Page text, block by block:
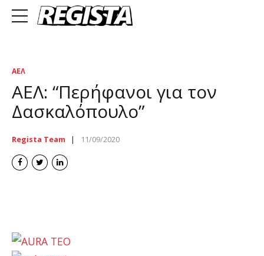
ΑΕΛ
ΑΕΛ: “Περήφανοι για τον
Δασκαλόπουλο”
Regista Team 11/09/2020